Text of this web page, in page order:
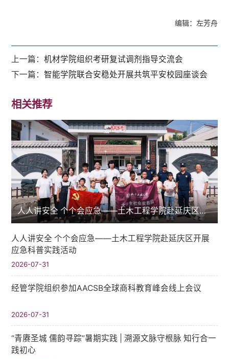
编辑：左芳舟
上一篇：机材学院组织考研复试调剂指导交流会
下一篇：智能学院联合安稳处开展共筑平安校园座谈会
相关推荐
人人讲安全 个个会应急——土木工程学院赴延庆区开展应急科普实践活动
人人讲安全 个个会应急——土木工程学院赴延庆区开展
应急科普实践活动
2026-07-31
经管学院组织参加AACSB全球商科教育峰会线上会议
2026-07-31
“青赓圣城 儒韵寻踪”暑期实践​ | 溯源文脉守根脉 知行合一
践初心